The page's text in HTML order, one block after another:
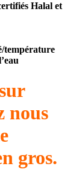
Halal et
température
nous
gros.